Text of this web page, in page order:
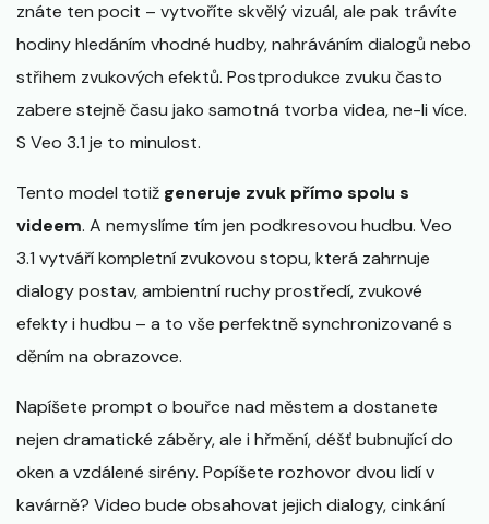
znáte ten pocit – vytvoříte skvělý vizuál, ale pak trávíte
hodiny hledáním vhodné hudby, nahráváním dialogů nebo
střihem zvukových efektů. Postprodukce zvuku často
zabere stejně času jako samotná tvorba videa, ne-li více.
S Veo 3.1 je to minulost.
Tento model totiž generuje zvuk přímo spolu s
videem. A nemyslíme tím jen podkresovou hudbu. Veo
3.1 vytváří kompletní zvukovou stopu, která zahrnuje
dialogy postav, ambientní ruchy prostředí, zvukové
efekty i hudbu – a to vše perfektně synchronizované s
děním na obrazovce.
Napíšete prompt o bouřce nad městem a dostanete
nejen dramatické záběry, ale i hřmění, déšť bubnující do
oken a vzdálené sirény. Popíšete rozhovor dvou lidí v
kavárně? Video bude obsahovat jejich dialogy, cinkání